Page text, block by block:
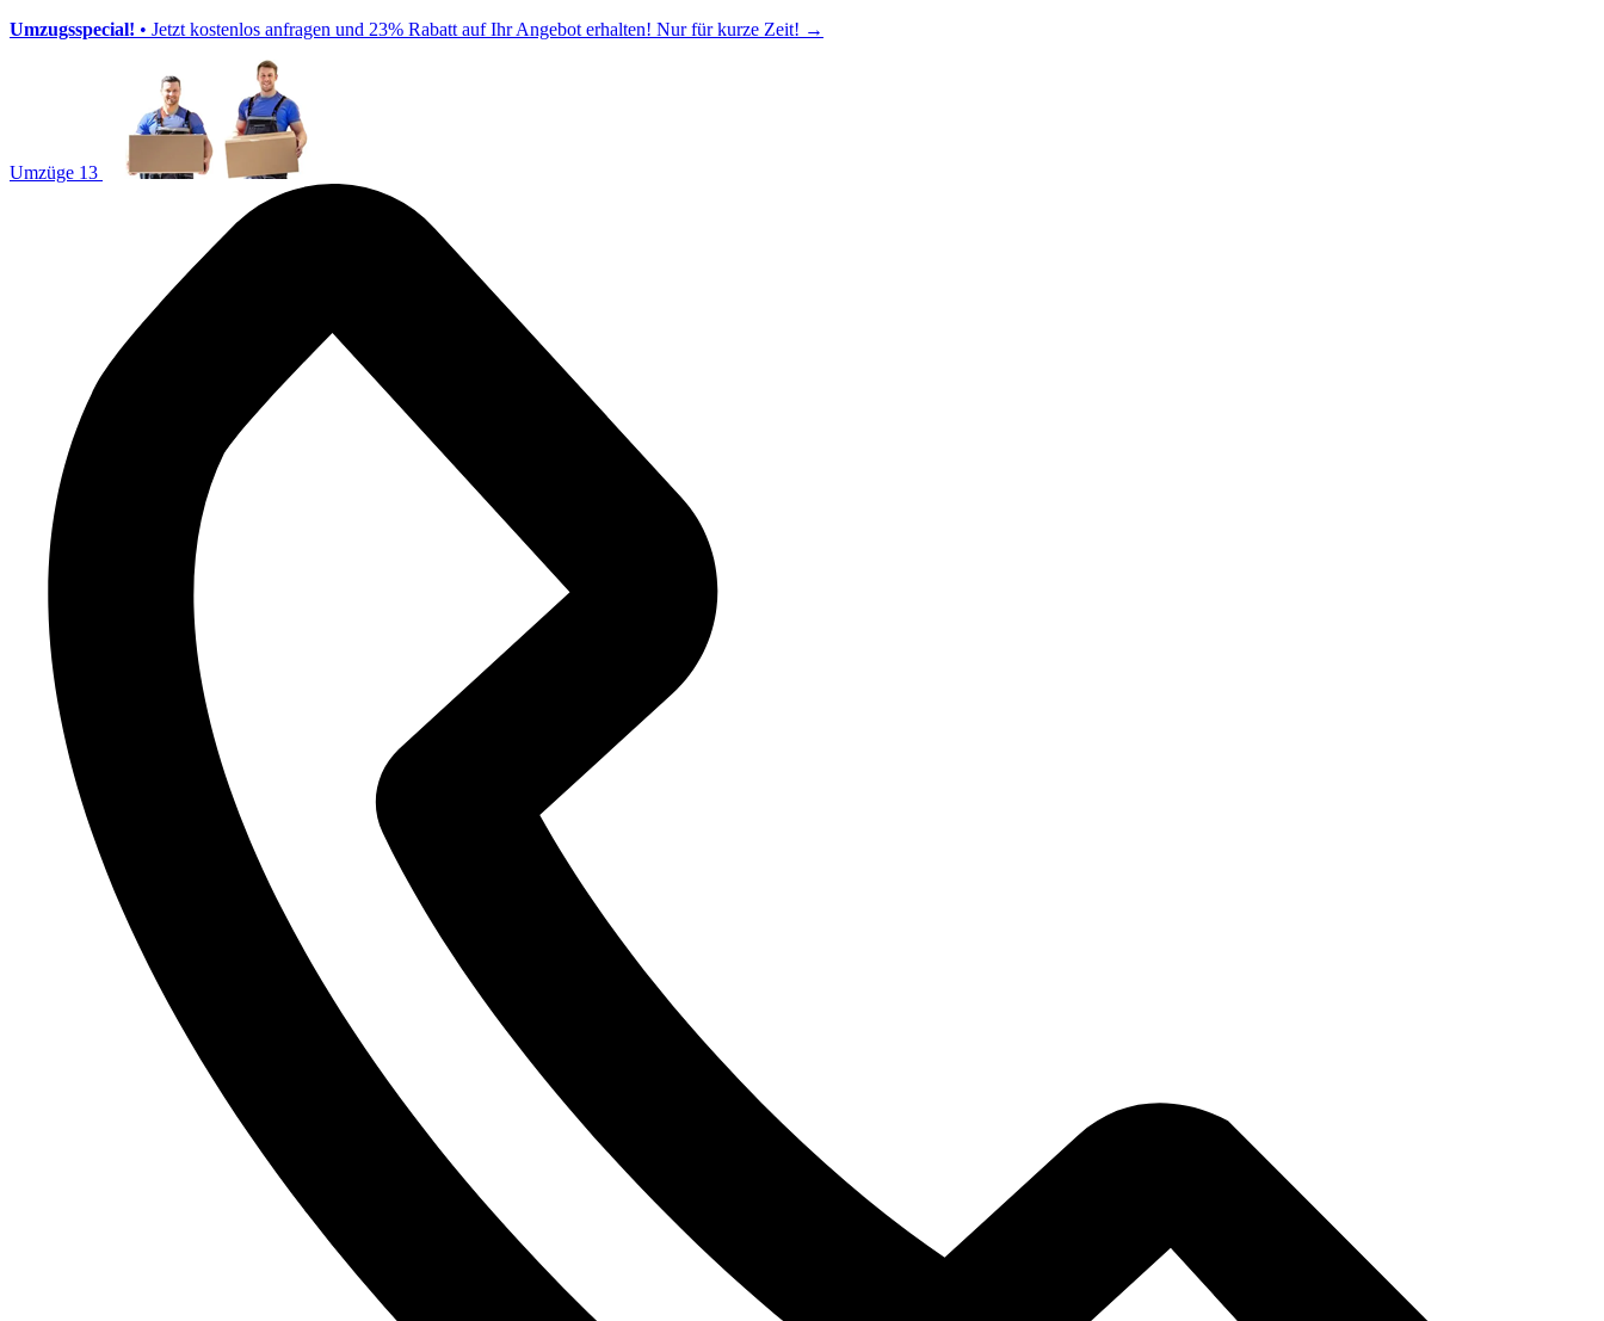
Umzugsspecial! • Jetzt kostenlos anfragen und 23% Rabatt auf Ihr Angebot erhalten! Nur für kurze Zeit! →
Umzüge 13